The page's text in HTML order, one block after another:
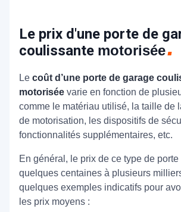
Le prix d'une porte de
coulissante motorisée
Le coût d’une porte de garage
motorisée varie en fonction de
comme le matériau utilisé, la taille de
de motorisation, les dispositifs de
fonctionnalités supplémentaires, etc.
En général, le prix de ce type de
quelques centaines à plusieurs
quelques exemples indicatifs pour
les prix moyens :